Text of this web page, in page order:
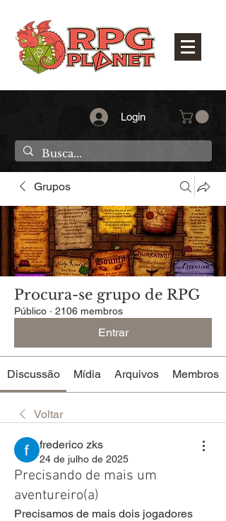
Login
Grupos
Procura-se grupo de RPG
Público · 2106 membros
Entrar
Discussão Mídia Arquivos Membros
Voltar
frederico zks
24 de julho de 2025
Precisando de mais um
aventureiro(a)
Precisamos de mais dois jogadores